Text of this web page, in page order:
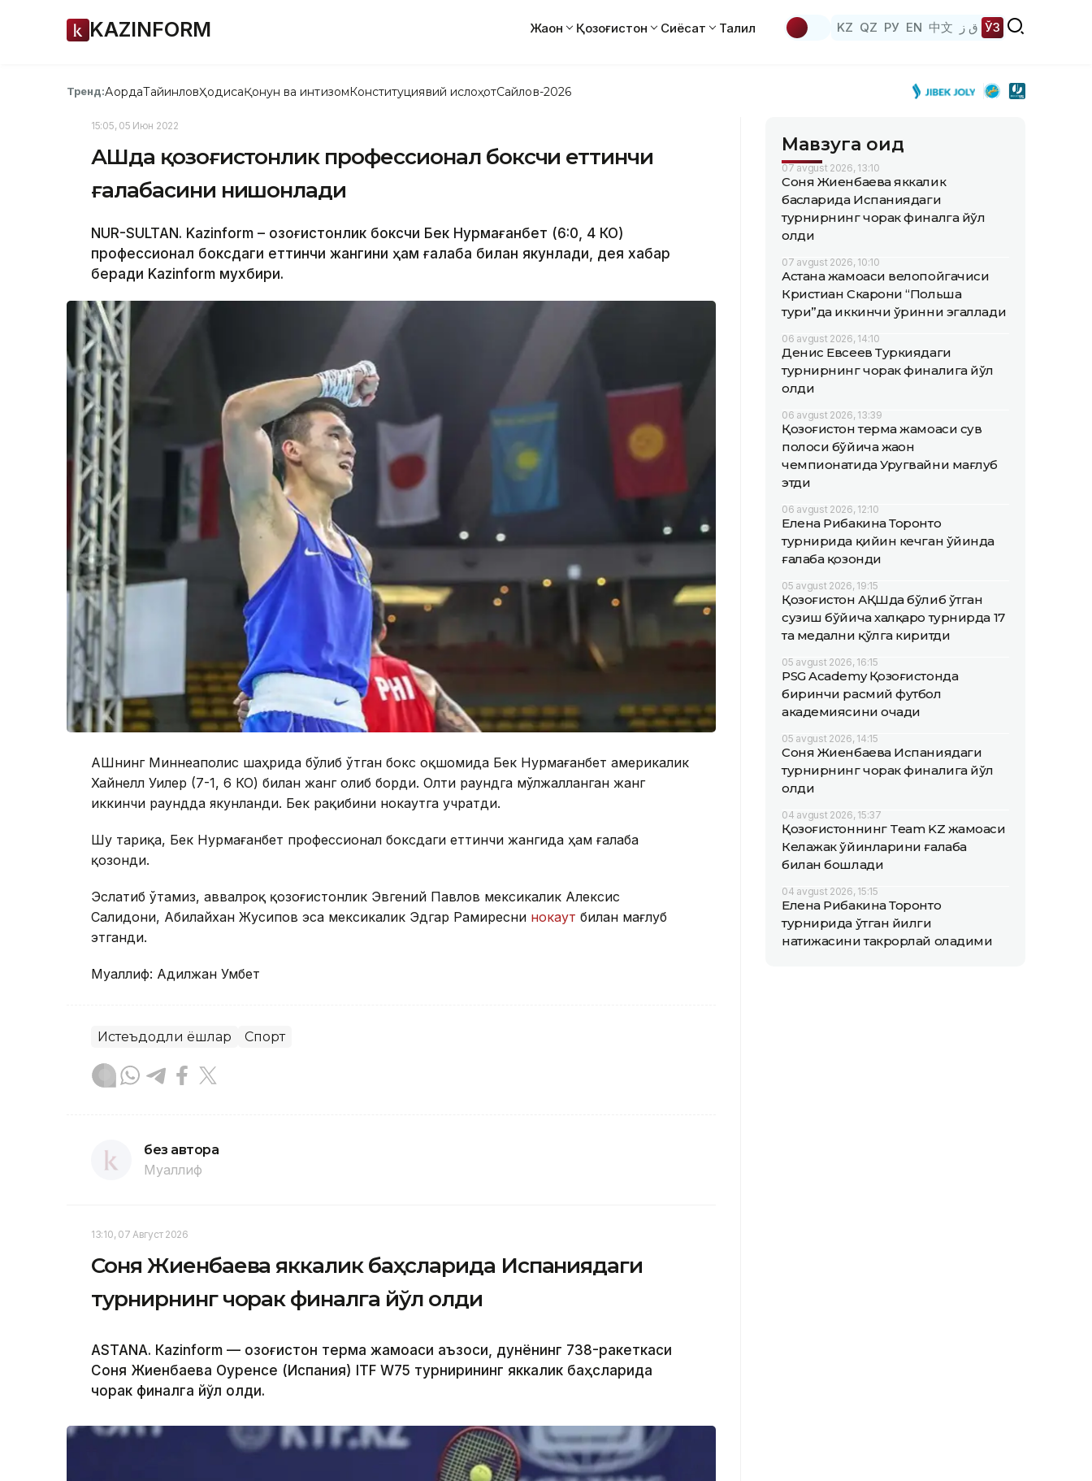
KAZINFORM Жаҳон Қозоғистон Сиёсат Таҳлил KZ QZ РУ EN 中文 ق ز ЎЗ
Тренд:АқордаТайинловҲодисаҚонун ва интизомКонституциявий ислоҳотСайлов-2026
15:05, 05 Июн 2022
АҚШда қозоғистонлик профессионал боксчи еттинчи
ғалабасини нишонлади
NUR-SULTAN. Kazinform – Қозоғистонлик боксчи Бек Нурмағанбет (6:0, 4 КО)
профессионал боксдаги еттинчи жангини ҳам ғалаба билан якунлади, дея хабар
беради Kazinform мухбири.
АҚШнинг Миннеаполис шаҳрида бўлиб ўтган бокс оқшомида Бек Нурмағанбет америкалик
Хайнелл Уилер (7-1, 6 КО) билан жанг олиб борди. Олти раундга мўлжалланган жанг
иккинчи раундда якунланди. Бек рақибини нокаутга учратди.
Шу тариқа, Бек Нурмағанбет профессионал боксдаги еттинчи жангида ҳам ғалаба
қозонди.
Эслатиб ўтамиз, аввалроқ қозоғистонлик Эвгений Павлов мексикалик Алексис
Салидони, Абилайхан Жусипов эса мексикалик Эдгар Рамиресни нокаут билан мағлуб
этганди.
Муаллиф: Адилжан Умбет
Истеъдодли ёшлар Спорт
без автора
Муаллиф
13:10, 07 Август 2026
Соня Жиенбаева яккалик баҳсларида Испаниядаги
турнирнинг чорак финалга йўл олди
ASTANА. Кazinform — Қозоғистон терма жамоаси аъзоси, дунёнинг 738-ракеткаси
Соня Жиенбаева Оуренсе (Испания) ITF W75 турнирининг яккалик баҳсларида
чорак финалга йўл олди.
Мавзуга оид
07 avgust 2026, 13:10
Соня Жиенбаева яккалик
баҳсларида Испаниядаги
турнирнинг чорак финалга йўл
олди
07 avgust 2026, 10:10
Астана жамоаси велопойгачиси
Кристиан Скарони “Польша
тури”да иккинчи ўринни эгаллади
06 avgust 2026, 14:10
Денис Евсеев Туркиядаги
турнирнинг чорак финалига йўл
олди
06 avgust 2026, 13:39
Қозоғистон терма жамоаси сув
полоси бўйича жаҳон
чемпионатида Уругвайни мағлуб
этди
06 avgust 2026, 12:10
Елена Рибакина Торонто
турнирида қийин кечган ўйинда
ғалаба қозонди
05 avgust 2026, 19:15
Қозоғистон АҚШда бўлиб ўтган
сузиш бўйича халқаро турнирда 17
та медални қўлга киритди
05 avgust 2026, 16:15
PSG Academy Қозоғистонда
биринчи расмий футбол
академиясини очади
05 avgust 2026, 14:15
Соня Жиенбаева Испаниядаги
турнирнинг чорак финалига йўл
олди
04 avgust 2026, 15:37
Қозоғистоннинг Team KZ жамоаси
Келажак ўйинларини ғалаба
билан бошлади
04 avgust 2026, 15:15
Елена Рибакина Торонто
турнирида ўтган йилги
натижасини такрорлай оладими